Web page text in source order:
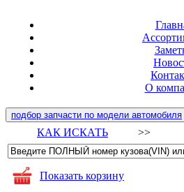
О
подбор запчасти по модели автомобиля
КАК ИСКАТЬ >>
Показать корзину